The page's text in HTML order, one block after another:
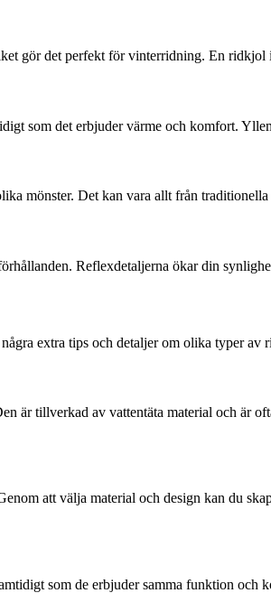
gör det perfekt för vinterridning. En
som det erbjuder värme och komfort.
mönster. Det kan vara allt från
Reflexdetaljerna ökar din
extra tips och detaljer om olika typer av
är tillverkad av vattentäta material och är
att välja material och design kan du
som de erbjuder samma funktion